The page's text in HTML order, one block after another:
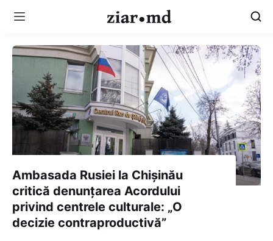
Ambasada Rusiei la Chișinău
critică denunțarea Acordului
privind centrele culturale: „O
decizie contraproductivă”